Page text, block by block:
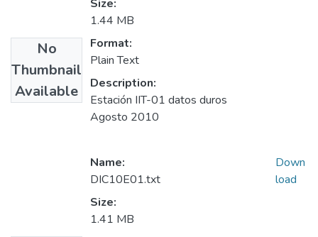
No
Thumbnail
Available
Size:
1.44 MB
Format:
Plain Text
Description:
Estación IIT-01 datos duros
Agosto 2010
Name:
DIC10E01.txt
Size:
1.41 MB
Down
load